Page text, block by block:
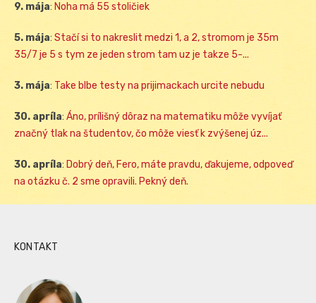
9. mája: Noha má 55 stoličiek
5. mája: Stačí si to nakreslit medzi 1, a 2, stromom je 35m
35/7 je 5 s tym ze jeden strom tam uz je takze 5-...
3. mája: Take blbe testy na prijimackach urcite nebudu
30. apríla: Áno, prílišný dôraz na matematiku môže vyvíjať
značný tlak na študentov, čo môže viesť k zvýšenej úz...
30. apríla: Dobrý deň, Fero, máte pravdu, ďakujeme, odpoveď
na otázku č. 2 sme opravili. Pekný deň.
KONTAKT